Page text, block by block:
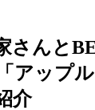
さんと
アップ
介